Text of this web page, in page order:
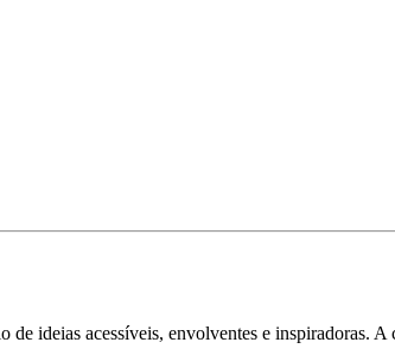
ideias acessíveis, envolventes e inspiradoras.